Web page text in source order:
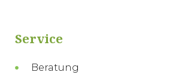
Service
Beratung